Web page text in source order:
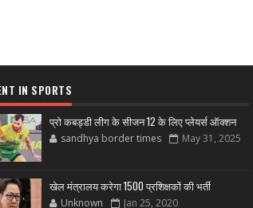
IN SPORTS
प्रो कबड्डी लीग के सीजन 12 के लिए प्लेयर्स ऑक्शन
sandhya border times May 31, 2025
खेल मंत्रालय करेगा 1500 प्रशिक्षकों की भर्ती
Unknown Jan 25, 2020